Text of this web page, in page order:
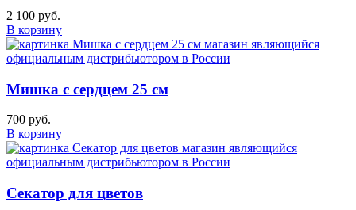
2 100 руб.
В корзину
Мишка с сердцем 25 см
700 руб.
В корзину
Секатор для цветов